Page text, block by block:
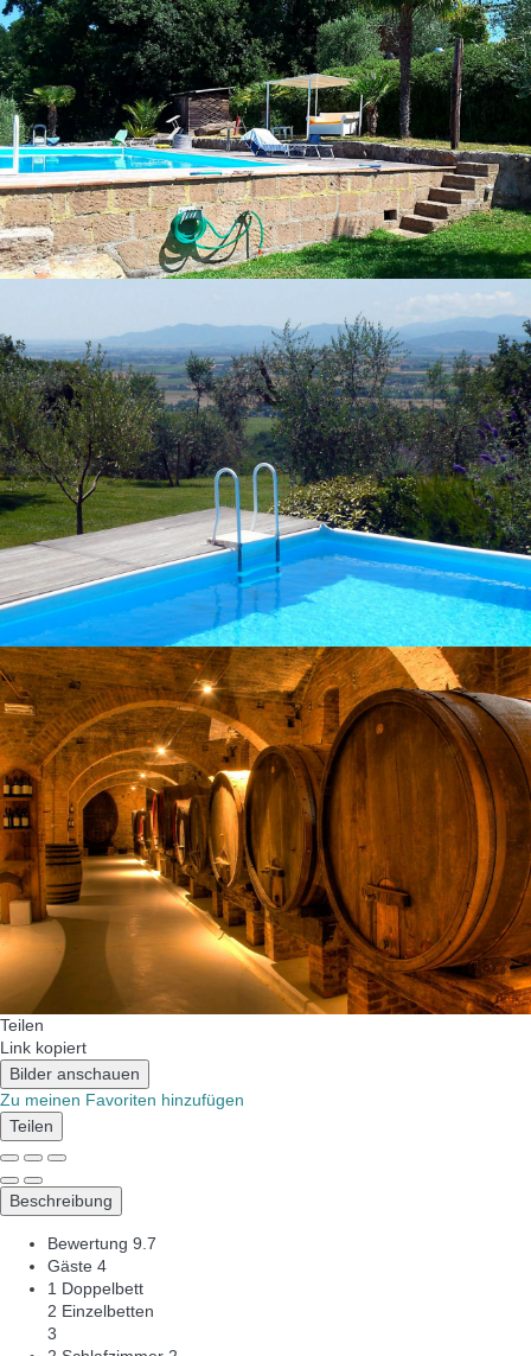
Teilen
Link kopiert
Bilder anschauen
Zu meinen Favoriten hinzufügen
Teilen
Beschreibung
Bewertung 9.7
Gäste 4
1 Doppelbett
2 Einzelbetten
3